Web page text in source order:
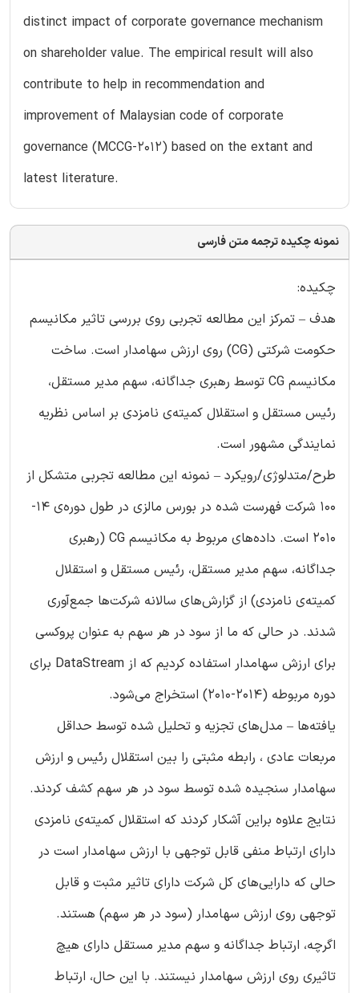
distinct impact of corporate governance mechanism
on shareholder value. The empirical result will also
contribute to help in recommendation and
improvement of Malaysian code of corporate
governance (MCCG-2012) based on the extant and
latest literature.
نمونه چکیده ترجمه متن فارسی
چکیده:
هدف – تمرکز این مطالعه‌ تجربی روی بررسی تاثیر مکانیسم
حکومت شرکتی (CG) روی ارزش سهامدار است. ساخت
مکانیسم CG توسط رهبری جداگانه، سهم مدیر مستقل،
رئیس مستقل و استقلال کمیته‌ی نامزدی بر اساس نظریه‌
نمایندگی مشهور است.
طرح/متدلوژی/رویکرد – نمونه‌ این مطالعه‌ تجربی متشکل از
100 شرکت فهرست شده در بورس مالزی در طول دوره‌ی 14-
2010 است. داده‌های مربوط به مکانیسم CG (رهبری
جداگانه، سهم مدیر مستقل، رئیس مستقل و استقلال
کمیته‌ی نامزدی) از گزارش‌های سالانه‌ شرکت‌ها جمع‌آوری
شدند. در حالی که ما از سود در هر سهم به عنوان پروکسی
برای ارزش سهامدار استفاده کردیم که از DataStream برای
دوره‌ مربوطه (2014-2010) استخراج می‌شود.
یافته‌ها – مدل‌های تجزیه و تحلیل شده توسط حداقل
مربعات عادی ، رابطه‌ مثبتی را بین استقلال رئیس و ارزش
سهامدار سنجیده شده توسط سود در هر سهم کشف کردند.
نتایج علاوه‌ براین آشکار کردند که استقلال کمیته‌ی نامزدی
دارای ارتباط منفی قابل توجهی با ارزش سهامدار است در
حالی که دارایی‌های کل شرکت دارای تاثیر مثبت و قابل
توجهی روی ارزش سهامدار (سود در هر سهم) هستند.
اگرچه، ارتباط جداگانه و سهم مدیر مستقل دارای هیچ
تاثیری روی ارزش سهامدار نیستند. با این حال، ارتباط